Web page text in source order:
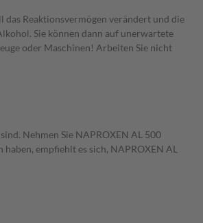
Reaktionsvermögen verändert und die
Sie können dann auf unerwartete
oder Maschinen! Arbeiten Sie nicht
Nehmen Sie NAPROXEN AL 500
empfiehlt es sich, NAPROXEN AL